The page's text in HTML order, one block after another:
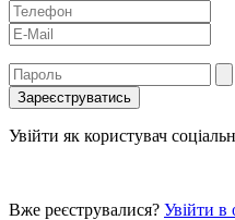
Увійти як користувач
Вже реєструвалися? Увійти в